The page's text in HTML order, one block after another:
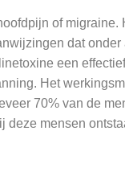
of
dat
een
Het
70% van de
deze mensen